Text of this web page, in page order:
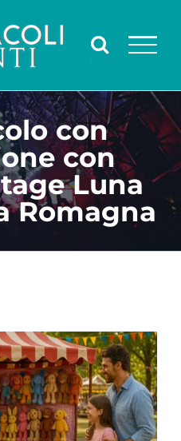
con
con
Luna
Romagna